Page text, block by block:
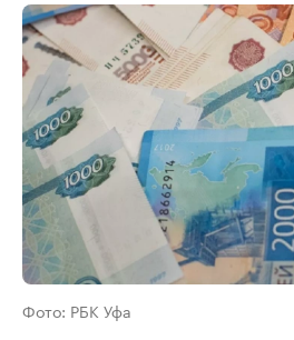
Фото: РБК Уфа